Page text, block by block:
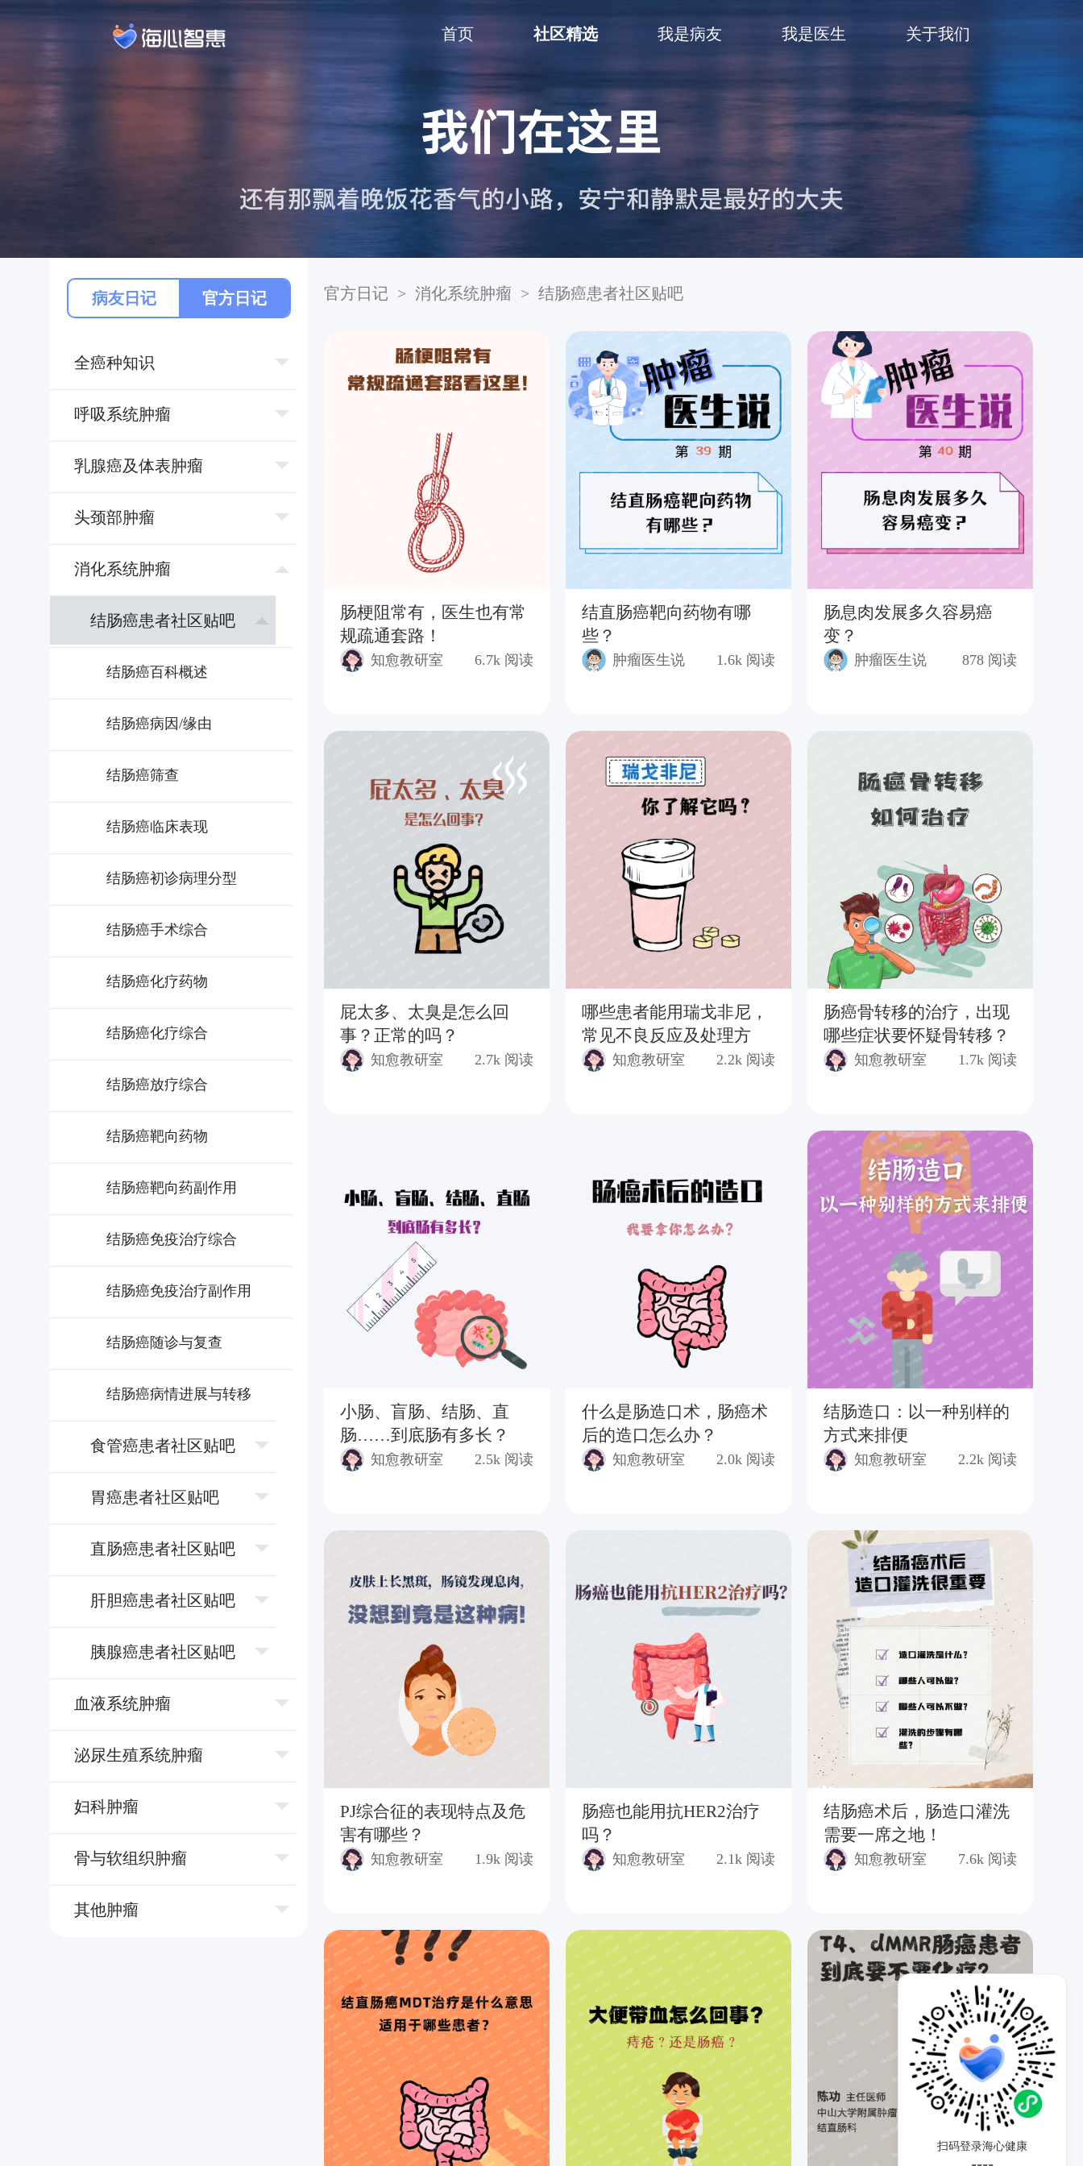
首页 社区精选 我是病友 我是医生 关于我们
病友日记 官方日记
全癌种知识
呼吸系统肿瘤
乳腺癌及体表肿瘤
头颈部肿瘤
消化系统肿瘤
结肠癌患者社区贴吧
结肠癌百科概述
结肠癌病因/缘由
结肠癌筛查
结肠癌临床表现
结肠癌初诊病理分型
结肠癌手术综合
结肠癌化疗药物
结肠癌化疗综合
结肠癌放疗综合
结肠癌靶向药物
结肠癌靶向药副作用
结肠癌免疫治疗综合
结肠癌免疫治疗副作用
结肠癌随诊与复查
结肠癌病情进展与转移
⻝管癌患者社区贴吧
胃癌患者社区贴吧
直肠癌患者社区贴吧
肝胆癌患者社区贴吧
胰腺癌患者社区贴吧
⾎液系统肿瘤
泌尿⽣殖系统肿瘤
妇科肿瘤
⻣与软组织肿瘤
其他肿瘤
官方日记 > 消化系统肿瘤 > 结肠癌患者社区贴吧
肠梗阻常有，医生也有常
规疏通套路！
知愈教研室 6.7k 阅读
结直肠癌靶向药物有哪
些？
肿瘤医生说 1.6k 阅读
肠息肉发展多久容易癌
变？
肿瘤医生说 878 阅读
屁太多、太臭是怎么回
事？正常的吗？
知愈教研室 2.7k 阅读
哪些患者能用瑞戈非尼，
常见不良反应及处理方
法？知愈教研室 2.2k 阅读
肠癌骨转移的治疗，出现
哪些症状要怀疑骨转移？
知愈教研室 1.7k 阅读
小肠、盲肠、结肠、直
肠……到底肠有多长？
知愈教研室 2.5k 阅读
什么是肠造口术，肠癌术
后的造口怎么办？
知愈教研室 2.0k 阅读
结肠造口：以一种别样的
方式来排便
知愈教研室 2.2k 阅读
PJ综合征的表现特点及危
害有哪些？
知愈教研室 1.9k 阅读
肠癌也能用抗HER2治疗
吗？
知愈教研室 2.1k 阅读
结肠癌术后，肠造口灌洗
需要一席之地！
知愈教研室 7.6k 阅读
扫码登录海心健康